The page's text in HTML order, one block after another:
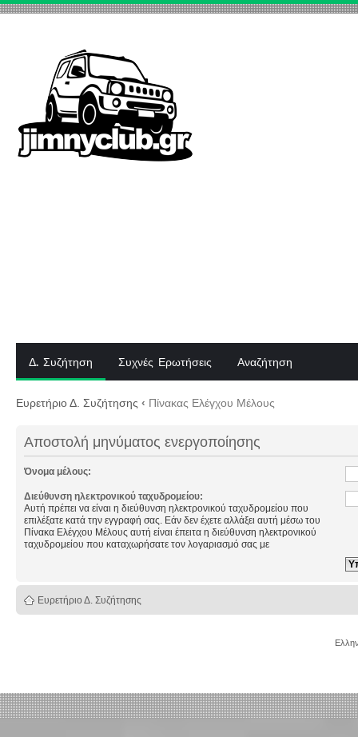
Δ. Συζήτηση Συχνές Ερωτήσεις Αναζήτηση
Ευρετήριο Δ. Συζήτησης ‹ Πίνακας Ελέγχου Μέλους
Αποστολή μηνύματος ενεργοποίησης
Όνομα μέλους:
Διεύθυνση ηλεκτρονικού ταχυδρομείου:
Αυτή πρέπει να είναι η διεύθυνση ηλεκτρονικού ταχυδρομείου που
επιλέξατε κατά την εγγραφή σας. Εάν δεν έχετε αλλάξει αυτή μέσω του
Πίνακα Ελέγχου Μέλους αυτή είναι έπειτα η διεύθυνση ηλεκτρονικού
ταχυδρομείου που καταχωρήσατε τον λογαριασμό σας με
Ευρετήριο Δ. Συζήτησης